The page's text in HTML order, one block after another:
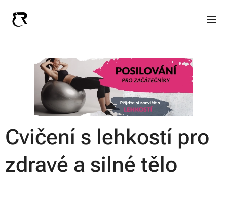
Cvičení s lehkostí pro
zdravé a silné tělo